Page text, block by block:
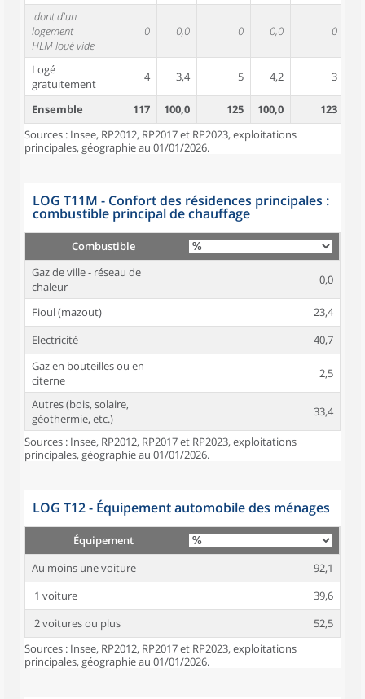
dont d'un
logement
HLM loué vide
0 0,0 0 0,0 0
Logé
gratuitement
4 3,4 5 4,2 3
Ensemble 117 100,0 125 100,0 123
Sources : Insee, RP2012, RP2017 et RP2023, exploitations
principales, géographie au 01/01/2026.
LOG T11M - Confort des résidences principales :
combustible principal de chauffage
Combustible
Gaz de ville - réseau de
chaleur
0,0
Fioul (mazout)
23,4
Electricité
40,7
Gaz en bouteilles ou en
citerne
2,5
Autres (bois, solaire,
géothermie, etc.)
33,4
Sources : Insee, RP2012, RP2017 et RP2023, exploitations
principales, géographie au 01/01/2026.
LOG T12 - Équipement automobile des ménages
Équipement
Au moins une voiture
92,1
1 voiture
39,6
2 voitures ou plus
52,5
Sources : Insee, RP2012, RP2017 et RP2023, exploitations
principales, géographie au 01/01/2026.